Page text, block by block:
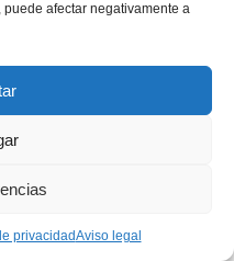
afectar negativamente a
privacidadAviso legal
Fuente de
Acero